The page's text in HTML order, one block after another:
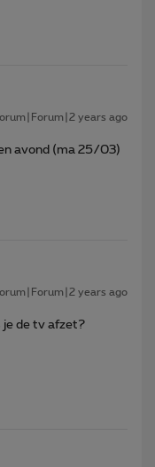
years ago
avond (ma 25/03)
years ago
je de tv afzet?